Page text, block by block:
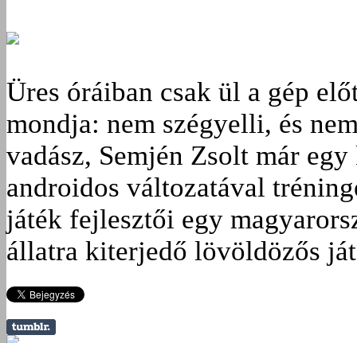
Üres óráiban csak ül a gép
mondja: nem szégyelli, és
vadász, Semjén Zsolt már
androidos változatával
játék fejlesztői egy
állatra kiterjedő lövöldözős